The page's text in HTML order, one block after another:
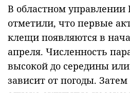
В областном управлении
отметили, что первые
клещи появляются в
апреля. Численность
высокой до середины
зависит от погоды.